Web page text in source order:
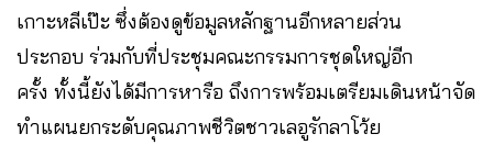
เกาะหลีเป๊ะ ซึ่งต้องดูข้อมูลหลักฐานอีกหลายส่วน
ประกอบ ร่วมกับที่ประชุมคณะกรรมการชุดใหญ่อีก
ครั้ง ทั้งนี้ยังได้มีการหารือ ถึงการพร้อมเตรียมเดินหน้าจัด
ทำแผนยกระดับคุณภาพชีวิตชาวเลอูรักลาโว้ย